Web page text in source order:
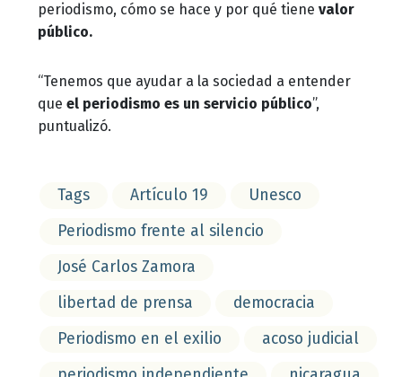
periodismo, cómo se hace y por qué tiene valor
público.
“Tenemos que ayudar a la sociedad a entender
que el periodismo es un servicio público”,
puntualizó.
Tags Artículo 19
Unesco
Periodismo frente al silencio
José Carlos Zamora
libertad de prensa
democracia
Periodismo en el exilio
acoso judicial